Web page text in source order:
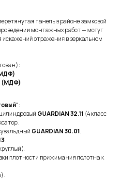
панель в районе замковой
монтажных работ — могут
отражения в зеркальном
(МДФ)
":
GUARDIAN 32.11 (4 класс
GUARDIAN 30.01.
.
плотности прижимания полотна к